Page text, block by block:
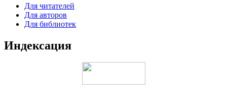
Для читателей
Для авторов
Для библиотек
Индексация